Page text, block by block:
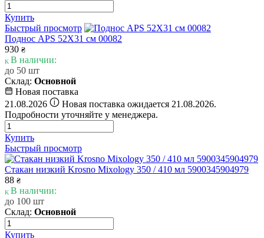
Купить
Быстрый просмотр
Поднос APS 52Х31 см 00082
930 ₴
В наличии:
до 50 шт
Склад: Основной
Новая поставка
21.08.2026
i
Новая поставка ожидается 21.08.2026.
Подробности уточняйте у менеджера.
Купить
Быстрый просмотр
Стакан низкий Krosno Mixology 350 / 410 мл 5900345904979
88 ₴
В наличии:
до 100 шт
Склад: Основной
Купить